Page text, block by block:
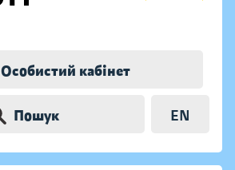
Особистий кабінет
Пошук EN